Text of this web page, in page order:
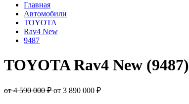
Главная
Автомобили
TOYOTA
Rav4 New
9487
TOYOTA Rav4 New (9487)
от 4 590 000 ₽от 3 890 000 ₽